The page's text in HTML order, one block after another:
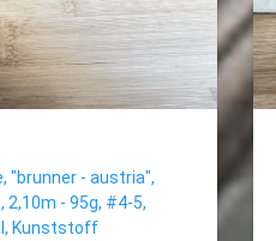
"brunner - austria",
2,10m - 95g, #4-5,
Kunststoff